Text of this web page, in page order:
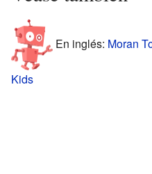
En inglés: Moran
Kids